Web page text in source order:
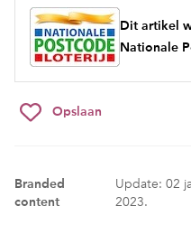
Dit artikel
Nationale
Opslaan
Branded
content
Update: 02
2023.